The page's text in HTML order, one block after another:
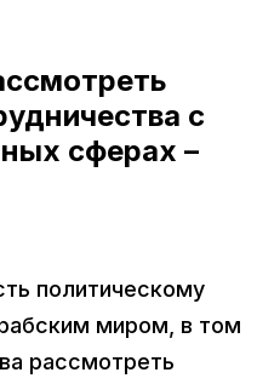
с
сферах –
политическому
миром, в том
рассмотреть